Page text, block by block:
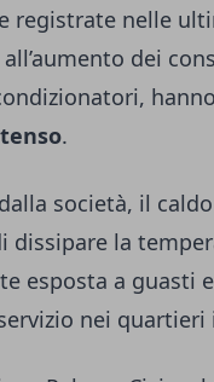
registrate nelle
dei
.
società, il
dissipare la
esposta a guasti
nei quartieri